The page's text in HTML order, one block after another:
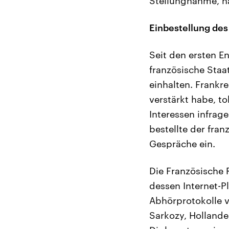
Einbestellung
Seit den ersten
französische
einhalten.
verstärkt habe,
Interessen
bestellte der
Gespräche ein.
Die
dessen Internet-
Abhörprotokolle
Sarkozy,